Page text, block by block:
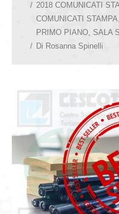
2018 COMUNICATI
COMUNICATI STAMPA,
PRIMO PIANO, SALA
Di Rosanna Spinelli